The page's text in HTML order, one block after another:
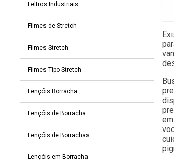
Feltros Industriais
Filmes de Stretch
Filmes Stretch
Filmes Tipo Stretch
Lençóis Borracha
Lençóis de Borracha
Lençóis de Borrachas
Lençóis em Borracha